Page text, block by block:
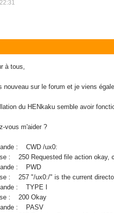
à tous,
nouveau sur le forum et je viens
du HENkaku semble avoir
vous m'aider ?
: CWD /ux0:
: 250 Requested file action okay,
: PWD
: 257 "/ux0:/" is the current
: TYPE I
: 200 Okay
: PASV